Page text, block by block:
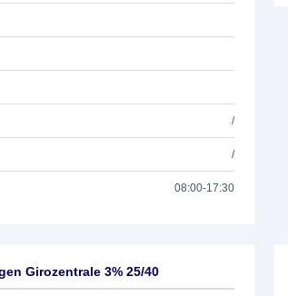
/
/
08:00-17:30
Girozentrale 3% 25/40